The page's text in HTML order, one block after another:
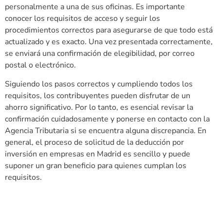
personalmente a una de sus oficinas. Es importante
conocer los requisitos de acceso y seguir los
procedimientos correctos para asegurarse de que todo está
actualizado y es exacto. Una vez presentada correctamente,
se enviará una confirmación de elegibilidad, por correo
postal o electrónico.
Siguiendo los pasos correctos y cumpliendo todos los
requisitos, los contribuyentes pueden disfrutar de un
ahorro significativo. Por lo tanto, es esencial revisar la
confirmación cuidadosamente y ponerse en contacto con la
Agencia Tributaria si se encuentra alguna discrepancia. En
general, el proceso de solicitud de la deducción por
inversión en empresas en Madrid es sencillo y puede
suponer un gran beneficio para quienes cumplan los
requisitos.